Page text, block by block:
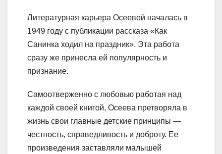
Литературная карьера Осеевой началась в
1949 году с публикации рассказа «Как
Санинка ходил на праздник». Эта работа
сразу же принесла ей популярность и
признание.
Самоотверженно с любовью работая над
каждой своей книгой, Осеева претворяла в
жизнь свои главные детские принципы —
честность, справедливость и доброту. Ее
произведения заставляли малышей